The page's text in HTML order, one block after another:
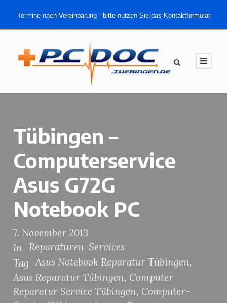
Termine nach Vereinbarung - bitte nutzen Sie das Kontaktformular
Tübingen –
Computerservice
Asus G72G
Notebook PC
7. November 2013
In
Reparaturen-Services
Tag Asus Notebook Reparatur Tübingen,
Asus Reparatur Tübingen, Computer
Reparatur Service Tübingen, Computer-